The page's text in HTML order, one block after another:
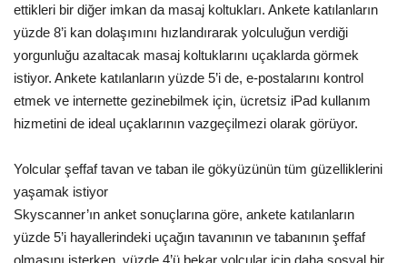
Gezi - Yorum
Sizlerden Gelenler
Yorumlar
Video Tanıtım
Köşe Yazarları
Galeri
ettikleri bir diğer imkan da masaj koltukları. Ankete katılanların
yüzde 8’i kan dolaşımını hızlandırarak yolculuğun verdiği
yorgunluğu azaltacak masaj koltuklarını uçaklarda görmek
istiyor. Ankete katılanların yüzde 5’i de, e-postalarını kontrol
etmek ve internette gezinebilmek için, ücretsiz iPad kullanım
hizmetini de ideal uçaklarının vazgeçilmezi olarak görüyor.
Yolcular şeffaf tavan ve taban ile gökyüzünün tüm güzelliklerini
yaşamak istiyor
Skyscanner’ın anket sonuçlarına göre, ankete katılanların
yüzde 5’i hayallerindeki uçağın tavanının ve tabanının şeffaf
olmasını isterken, yüzde 4’ü bekar yolcular için daha sosyal bir